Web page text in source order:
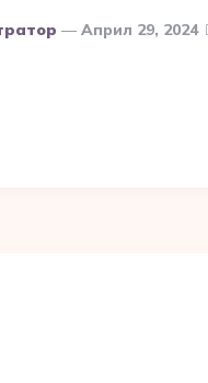
Април 29, 2024